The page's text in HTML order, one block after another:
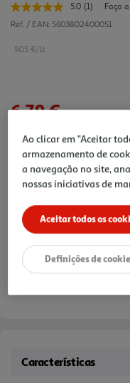
5.0 Leu
uma
(1)
Faça
Ref. / EAN: 5603802400051
9.05 €/Lt
6,79 €
Notas de preparação
Características
Ao clicar em "Aceitar
armazenamento de
a navegação no site,
nossas iniciativas de
Aceitar todos os
Definições de